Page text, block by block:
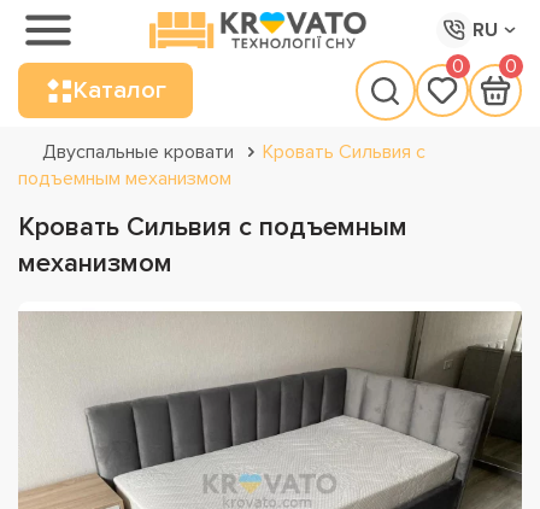
RU
Каталог
0 0
Двуспальные кровати
Кровать Сильвия с
подъемным механизмом
Кровать Сильвия с подъемным
механизмом